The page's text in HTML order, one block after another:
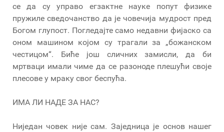
се да су управо егзактне науке попут физике
пружиле сведочанство да је човечија мудрост пред
Богом глупост. Погледајте само недавни фијаско са
оном машином којом су трагали за „божанском
честицом“. Биће још сличних замисли, да би
мртваци имали чиме да се разоноде плешући своје
плесове у мраку свог беспућа.
ИМА ЛИ НАДЕ ЗА НАС?
Ниједан човек није сам. Заједница је основ нашег